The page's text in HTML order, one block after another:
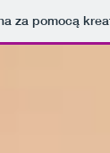
za pomocą